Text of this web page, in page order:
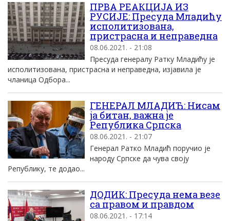
ПРВА РЕАКЦИЈА ИЗ
РУСИЈЕ: Пресуда Младићу
исполитизована,
пристрасна и неправедна
08.06.2021. - 21:08
Пресуда генералу Ратку Младићу је
исполитизована, пристрасна и неправедна, изјавила је
чланица Одбора...
ГЕНЕРАЛ МЛАДИЋ: Нисам
ја битан, важна је
Република Српска
08.06.2021. - 21:07
Генерал Ратко Младић поручио је
народу Српске да чува своју
Републику, те додао...
ДОДИК: Пресуда нема везе
са правом и правдом
08.06.2021. - 17:14